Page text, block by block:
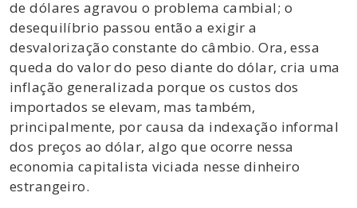
de dólares agravou o problema cambial; o
desequilíbrio passou então a exigir a
desvalorização constante do câmbio. Ora, essa
queda do valor do peso diante do dólar, cria uma
inflação generalizada porque os custos dos
importados se elevam, mas também,
principalmente, por causa da indexação informal
dos preços ao dólar, algo que ocorre nessa
economia capitalista viciada nesse dinheiro
estrangeiro.